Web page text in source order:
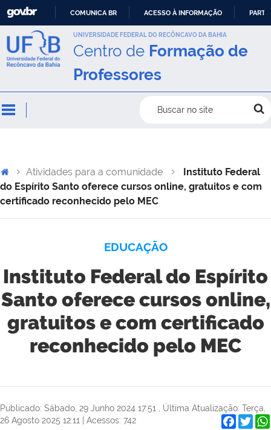
IR
PARA
CONTEÚDO
COMUNICA BR ACESSO À INFORMAÇÃO
UNIVERSIDADE FEDERAL DO RECÔNCAVO DA BAHIA
Centro de Formação de
Professores
Buscar no site
Atividades para a comunidade
Instituto Federal
do Espírito Santo oferece cursos online, gratuitos e com
certificado reconhecido pelo MEC
EDUCAÇÃO
Instituto Federal do Espírito
Santo oferece cursos online,
gratuitos e com certificado
reconhecido pelo MEC
Publicado: Sábado, 29 Junho 2024 17:51
Última Atualização: Terça,
26 Agosto 2025 12:11 | Acessos: 742